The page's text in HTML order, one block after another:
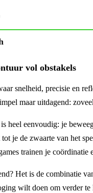
vol obstakels
snelheid, precisie en
maar uitdagend:
heel eenvoudig: je
je de zwaarte van het
trainen je coördinatie
Het is de combinatie
wilt doen om verder